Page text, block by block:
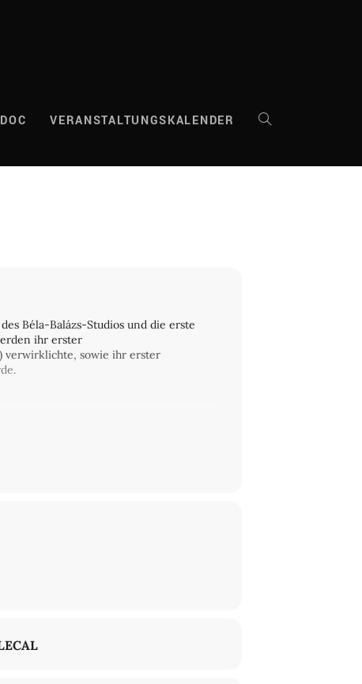
VERANSTALTUNGSKALENDER WEBSITE-
Béla-Balázs-Studios und die erste
ihr erster
verwirklichte, sowie ihr erster